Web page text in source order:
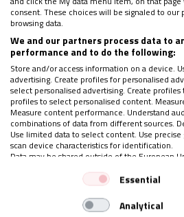
también tenía muro protector
palabras, dejara de meterse en
corresponden.
Le faltó decir al funcionario lo
electoral se le argumenta en
que, supuestamente,
“recuerden, al César lo que es
que es de Dios”.A los curas
recluir en las sacristías; al Papa
Bueno. Sale ganando el sucesor
consent. These choices will be signaled to
browsing data.
We and our partners process data to
performance and to do the following:
Store and/or access information on a device.
advertising. Create profiles for personalised
select personalised advertising. Create
profiles to select personalised content.
Measure content performance. Understand
combinations of data from different sources.
Use limited data to select content. Use
scan device characteristics for identification.
Data may be shared outside of the European
Your consent and the cookie policy applies
View Partner List (1 IAB Vendors)
We use your data for the following purposes:
Essential
Analytical